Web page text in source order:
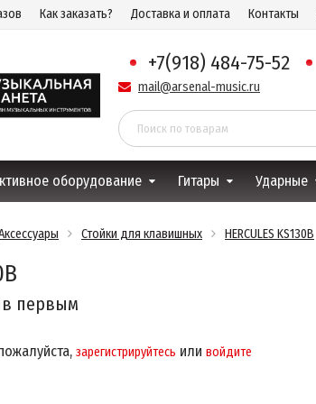
Как заказать? Доставка и оплата Контакты
+7(918) 484-75-52
mail@arsenal-music.ru
оборудование Гитары Ударные
Стойки для клавишных HERCULES KS130B
первым
зарегистрируйтесь или войдите